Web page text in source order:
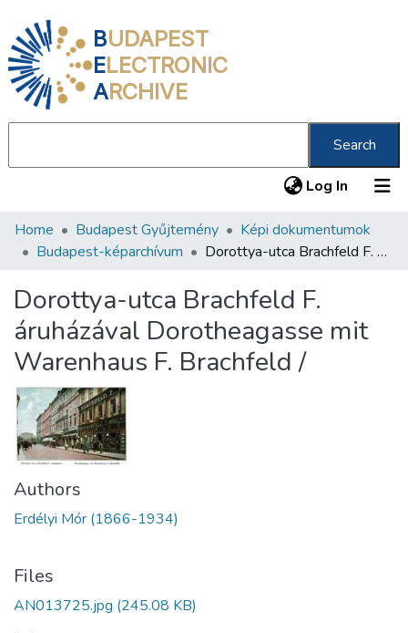
BUDAPEST
ELECTRONIC
ARCHIVE
Search
Log In (current)
Communities & Collections
Statistics
About us
Home Budapest Gyűjtemény
Képi dokumentumok
Budapest-képarchívum
Dorottya-utca Brachfeld F. áruházával Dorotheagasse mit Warenhaus F. Brachfeld /
Dorottya-utca Brachfeld F.
áruházával Dorotheagasse mit
Warenhaus F. Brachfeld /
Authors
Erdélyi Mór (1866-1934)
Files
AN013725.jpg (245.08 KB)